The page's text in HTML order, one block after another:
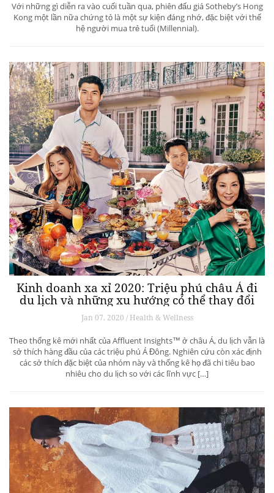
Với những gì diễn ra vào cuối tuần qua, phiên đấu giá Sotheby’s Hong
Kong một lần nữa chứng tỏ là một sự kiện đáng nhớ, đặc biệt với thế
hệ người mua trẻ tuổi (Millennial).
Kinh doanh xa xỉ 2020: Triệu phú châu Á đi
du lịch và những xu hướng có thể thay đổi
ngành du lịch thượng lưu
Jan 07, 2020 / Health & Wellness
Theo thống kê mới nhất của Affluent Insights™ ở châu Á, du lịch vẫn là
sở thích hàng đầu của các triệu phú Á Đông. Nghiên cứu còn xác định
các sở thích đặc biệt của nhóm này và thống kê họ đã chi tiêu bao
nhiêu cho du lịch so với các lĩnh vực […]